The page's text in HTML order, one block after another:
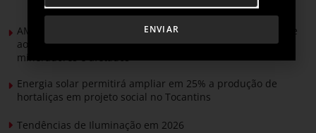
AMIG Brasil convida pré-candidatos ao Governo de Minas e
ao Senado para discutir propostas para os municípios
mineradores e afetados
Energia solar permitirá ampliar em 25% a produção de
hortaliças em projeto social no Tocantins
Tendências de Iluminação em 2026
ENVIAR